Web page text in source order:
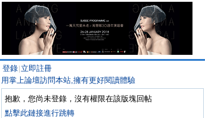
登錄 立即註冊
用掌上論壇訪問本站,擁有更好閱讀體驗
抱歉，您尚未登錄，沒有權限在該版塊回帖
點擊此鏈接進行跳轉